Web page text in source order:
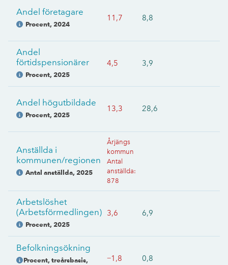
Andel företagare
Procent, 2024
11,7 8,8
Andel
förtidspensionärer
Procent, 2025
4,5 3,9
Andel högutbildade
Procent, 2025
13,3 28,6
Anställda i
kommunen/regionen
Antal anställda, 2025
Årjängs
kommun
Antal
anställda:
878
Arbetslöshet
(Arbetsförmedlingen)
Procent, 2025
3,6 6,9
Befolkningsökning
Procent, treårsbasis,
−1,8 0,8